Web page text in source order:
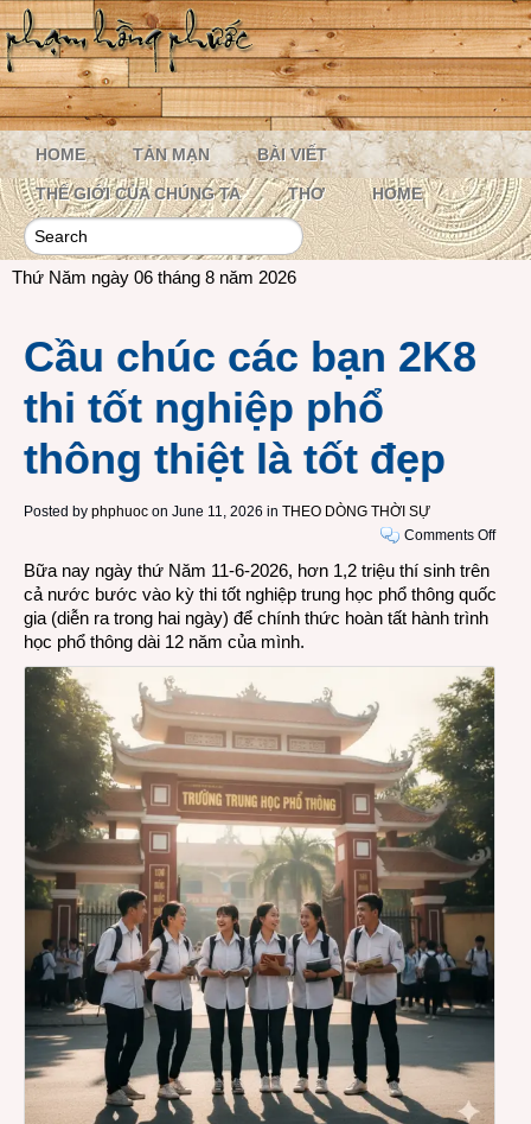
HOME TẢN MẠN BÀI VIẾT
THẾ GIỚI CỦA CHÚNG TA THƠ HOME
Thứ Năm ngày 06 tháng 8 năm 2026
Cầu chúc các bạn 2K8
thi tốt nghiệp phổ
thông thiệt là tốt đẹp
Posted by phphuoc on June 11, 2026 in THEO DÒNG THỜI SỰ
Comments Offon
các
Bữa nay ngày thứ Năm 11-6-2026, hơn 1,2 triệu thí sinh trên
cả nước bước vào kỳ thi tốt nghiệp trung học phổ thông quốc
gia (diễn ra trong hai ngày) để chính thức hoàn tất hành trình
học phổ thông dài 12 năm của mình.